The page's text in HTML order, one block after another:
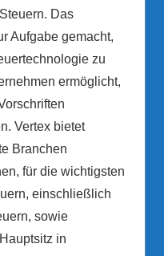
Das
Aufgabe gemacht,
zu
ermöglicht,
Vertex bietet
Branchen
für die wichtigsten
einschließlich
sowie
in